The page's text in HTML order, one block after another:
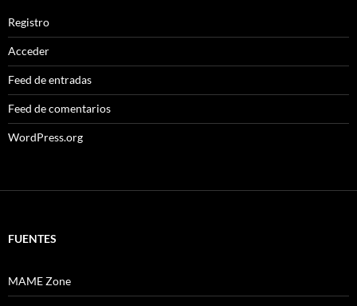
Registro
Acceder
Feed de entradas
Feed de comentarios
WordPress.org
FUENTES
MAME Zone